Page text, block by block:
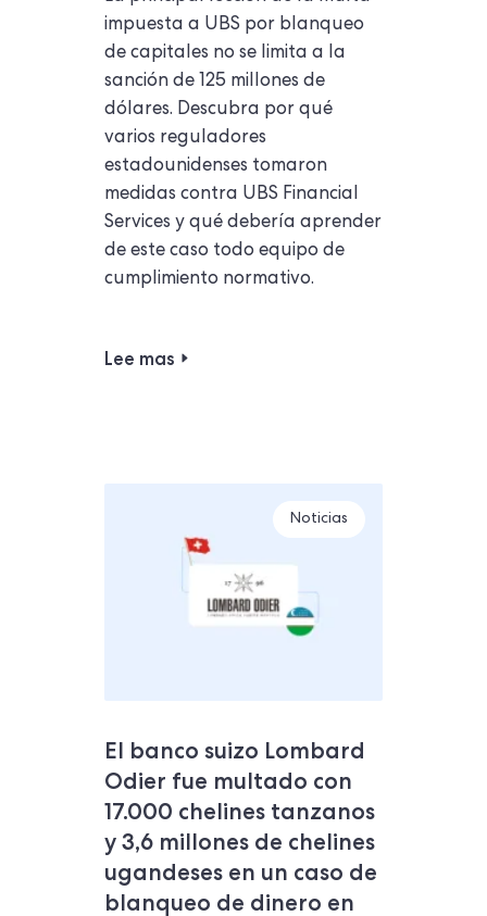
impuesta a UBS por blanqueo
de capitales no se limita a la
sanción de 125 millones de
dólares. Descubra por qué
varios reguladores
estadounidenses tomaron
medidas contra UBS Financial
Services y qué debería aprender
de este caso todo equipo de
cumplimiento normativo.
Lee mas
Noticias
El banco suizo Lombard
Odier fue multado con
17.000 chelines tanzanos
y 3,6 millones de chelines
ugandeses en un caso de
blanqueo de dinero en